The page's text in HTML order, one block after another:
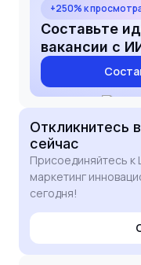
+250% к
Составьте
вакансии с
Откликнитесь
сейчас
Присоединяйтесь к
маркетинг
сегодня!